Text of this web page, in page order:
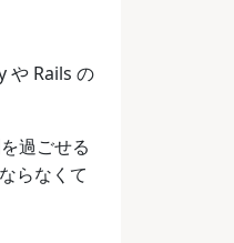
や Rails の
過ごせる
らなくて